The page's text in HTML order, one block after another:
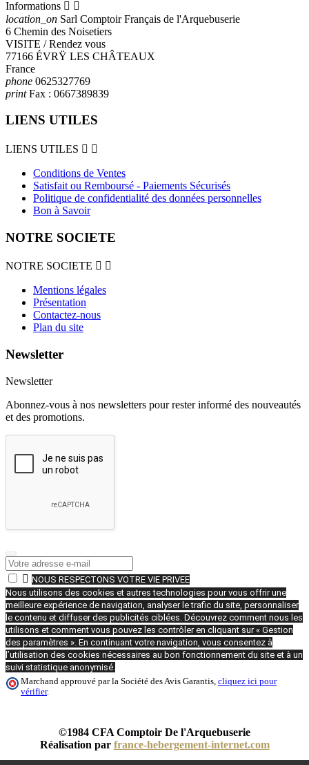
Informations  
location_on Sarl Comptoir Français de l'Arquebuserie
6 Chemin des Noisetiers
VISITE / Rendez vous
77166 ÉVRŸ LES CHÂTEAUX
France
phone 0625327769
printFax : 0667389839
LIENS UTILES
LIENS UTILES  
Conditions de Ventes
Satisfait ou Remboursé - Paiements Sécurisés
Politique de confidentialité des données personnelles
Bon à Savoir
NOTRE SOCIETE
NOTRE SOCIETE  
Mentions légales
Présentation
Contactez-nous
Plan du site
Newsletter
Newsletter
Abonnez-vous à nos newsletters pour rester informé des nouveautés
et des promotions.
 NOUS RESPECTONS VOTRE VIE PRIVEE
Nous utilisons des cookies et autres technologies pour vous offrir une
meilleure expérience de navigation, analyser le trafic du site, personnaliser
le contenu et diffuser des publicités ciblées. Découvrez comment nous les
utilisons et comment vous pouvez les contrôler en cliquant sur « Gestion
des paramètres ». En continuant votre navigation, vous consentez à
l’utilisation des cookies nécessaires au bon fonctionnement du site et à un
suivi statistique anonymisé.
Marchand approuvé par la Société des Avis Garantis, cliquez ici pour
vérifier.
©1984 CFA Comptoir De l'Arquebuserie
Réalisation par france-hebergement-internet.com